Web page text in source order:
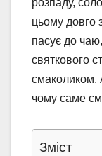
цьому довго
пасує до
святкового
смаколиком.
чому саме
Зміст